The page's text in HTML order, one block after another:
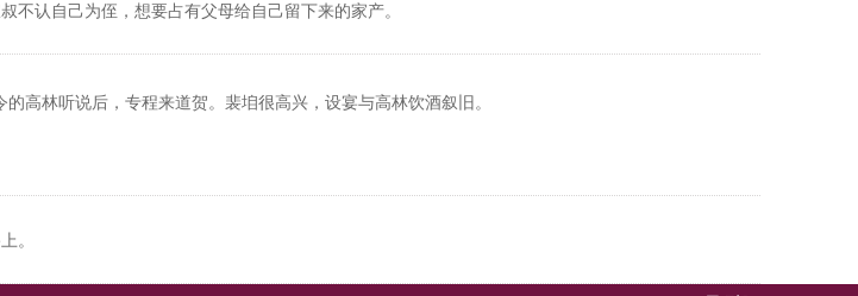
不认自己为侄，想要占有父母给自己留下来的家产。
高林听说后，专程来道贺。裴垍很高兴，设宴与高林饮酒叙旧。
。